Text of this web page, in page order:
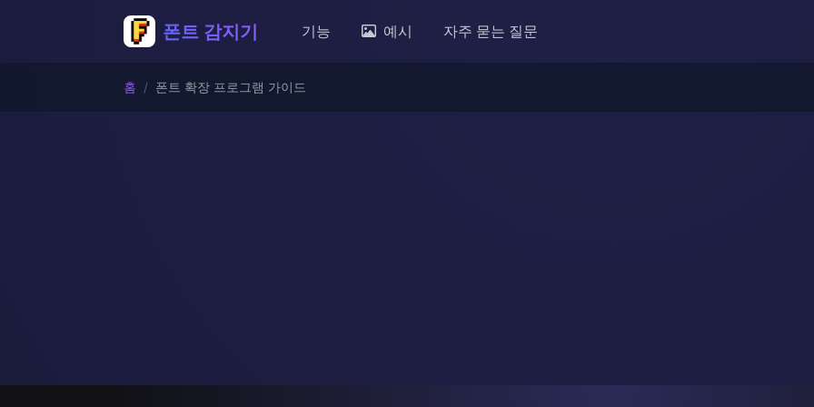
폰트 감지기 기능 예시 자주 묻는 질문
홈 폰트 확장 프로그램 가이드